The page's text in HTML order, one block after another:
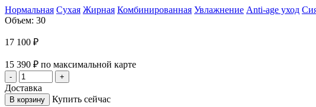
Нормальная Сухая Жирная Комбинированная Увлажнение Anti-age уход
Объем: 30
17 100 ₽
15 390 ₽ по максимальной карте
Доставка
В корзину
Купить сейчас